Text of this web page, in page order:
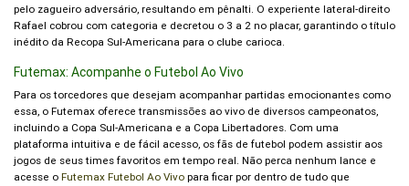
pelo zagueiro adversário, resultando em pênalti. O experiente lateral-direito
Rafael cobrou com categoria e decretou o 3 a 2 no placar, garantindo o título
inédito da Recopa Sul-Americana para o clube carioca.
Futemax: Acompanhe o Futebol Ao Vivo
Para os torcedores que desejam acompanhar partidas emocionantes como
essa, o Futemax oferece transmissões ao vivo de diversos campeonatos,
incluindo a Copa Sul-Americana e a Copa Libertadores. Com uma
plataforma intuitiva e de fácil acesso, os fãs de futebol podem assistir aos
jogos de seus times favoritos em tempo real. Não perca nenhum lance e
acesse o Futemax Futebol Ao Vivo para ficar por dentro de tudo que